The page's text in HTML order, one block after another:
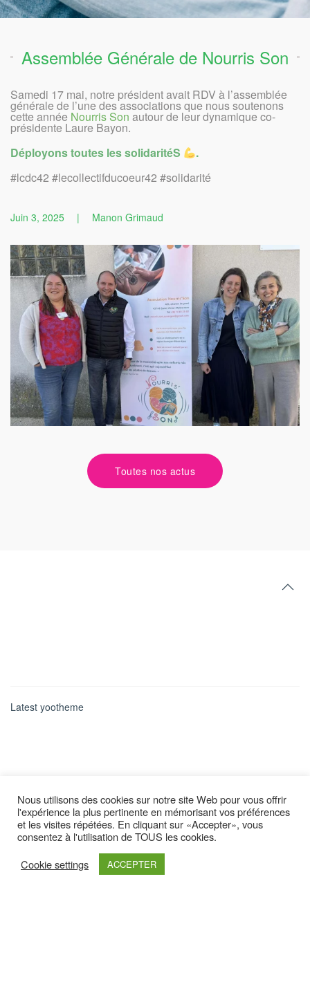
Assemblée Générale de Nourris Son
Samedi 17 mai, notre président avait RDV à l’assemblée
générale de l’une des associations que nous soutenons
cette année Nourris Son autour de leur dynamique co-
présidente Laure Bayon.
Déployons toutes les solidaritéS
.
#lcdc42 #lecollectifducoeur42 #solidarité
Juin 3, 2025 | Manon Grimaud
Toutes nos actus
Latest yootheme
Retrouvez nous sur :
Nous utilisons des cookies sur notre site Web pour vous offrir
l'expérience la plus pertinente en mémorisant vos préférences
et les visites répétées. En cliquant sur «Accepter», vous
consentez à l'utilisation de TOUS les cookies.
Cookie settings
ACCEPTER